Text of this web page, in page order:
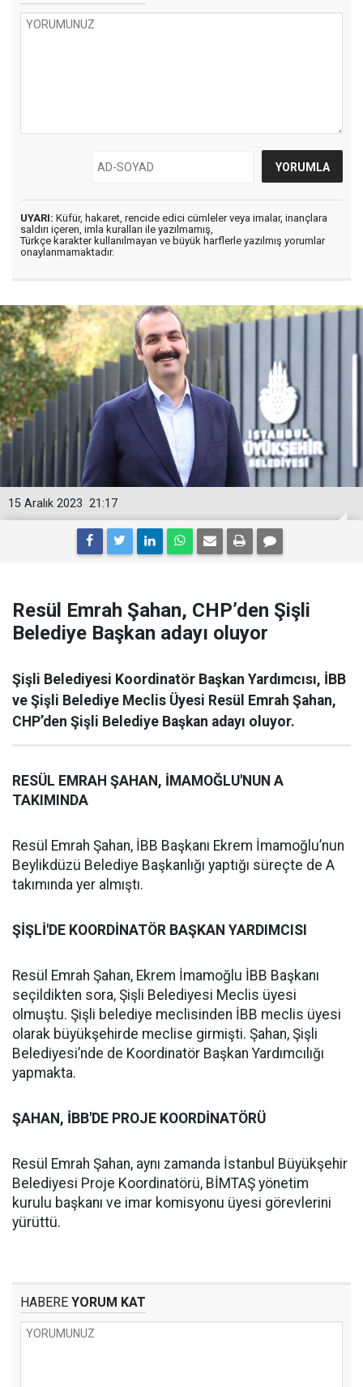
UYARI: Küfür, hakaret, rencide edici cümleler veya imalar, inançlara
saldırı içeren, imla kuralları ile yazılmamış,
Türkçe karakter kullanılmayan ve büyük harflerle yazılmış yorumlar
onaylanmamaktadır.
21:17
15 Aralık 2023
Resül Emrah Şahan, CHP’den Şişli
Belediye Başkan adayı oluyor
Şişli Belediyesi Koordinatör Başkan Yardımcısı, İBB
ve Şişli Belediye Meclis Üyesi Resül Emrah Şahan,
CHP’den Şişli Belediye Başkan adayı oluyor.
RESÜL EMRAH ŞAHAN, İMAMOĞLU'NUN A
TAKIMINDA
Resül Emrah Şahan, İBB Başkanı Ekrem İmamoğlu’nun
Beylikdüzü Belediye Başkanlığı yaptığı süreçte de A
takımında yer almıştı.
ŞİŞLİ'DE KOORDİNATÖR BAŞKAN YARDIMCISI
Resül Emrah Şahan, Ekrem İmamoğlu İBB Başkanı
seçildikten sora, Şişli Belediyesi Meclis üyesi
olmuştu. Şişli belediye meclisinden İBB meclis üyesi
olarak büyükşehirde meclise girmişti. Şahan, Şişli
Belediyesi’nde de Koordinatör Başkan Yardımcılığı
yapmakta.
ŞAHAN, İBB'DE PROJE KOORDİNATÖRÜ
Resül Emrah Şahan, aynı zamanda İstanbul Büyükşehir
Belediyesi Proje Koordinatörü, BİMTAŞ yönetim
kurulu başkanı ve imar komisyonu üyesi görevlerini
yürüttü.
HABERE YORUM KAT